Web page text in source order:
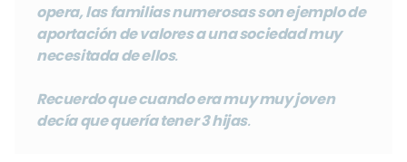
opera, las familias numerosas son ejemplo de
aportación de valores a una sociedad muy
necesitada de ellos.
Recuerdo que cuando era muy muy joven
decía que quería tener 3 hijas.